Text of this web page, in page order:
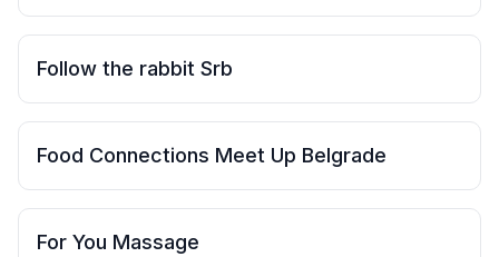
Follow the rabbit Srb
Food Connections Meet Up Belgrade
For You Massage